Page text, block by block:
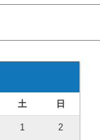
土 日
1 2